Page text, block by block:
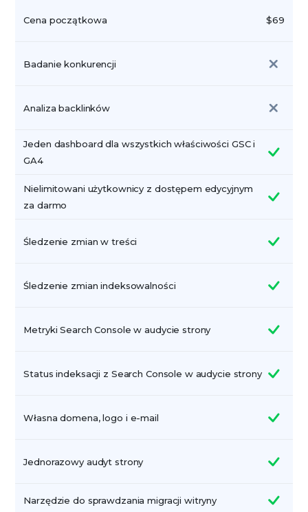
Cena początkowa $69
Badanie konkurencji
Analiza backlinków
Jeden dashboard dla wszystkich właściwości GSC i
GA4
Nielimitowani użytkownicy z dostępem edycyjnym
za darmo
Śledzenie zmian w treści
Śledzenie zmian indeksowalności
Metryki Search Console w audycie strony
Status indeksacji z Search Console w audycie strony
Własna domena, logo i e-mail
Jednorazowy audyt strony
Narzędzie do sprawdzania migracji witryny